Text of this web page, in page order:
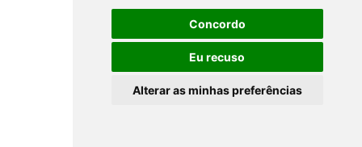
Concordo
Eu recuso
Alterar as minhas preferências